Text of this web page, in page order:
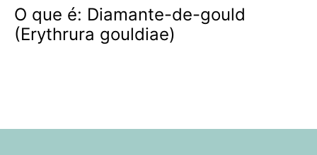
O que é: Diamante-de-gould
(Erythrura gouldiae)